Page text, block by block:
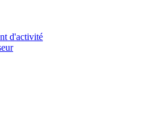
d'activité